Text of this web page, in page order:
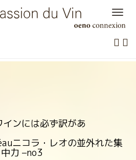
インには必ず訳があ
ラ・レオの並外れた集
中力 –no3